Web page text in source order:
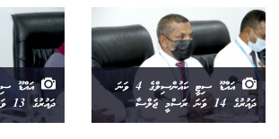
އައްޑޫ ސިޓީ ކައުންސިލްގެ 4 ވަނަ
ދައުރުގެ 14 ވަނަ ރަސްމީ ޖަލްސާ
ދައުރުގެ 13 ވަނަ ރަސްމީ ޖަލްސާ